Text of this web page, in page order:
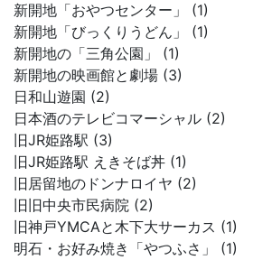
新開地「おやつセンター」 (1)
新開地「びっくりうどん」 (1)
新開地の「三角公園」 (1)
新開地の映画館と劇場 (3)
日和山遊園 (2)
日本酒のテレビコマーシャル (2)
旧JR姫路駅 (3)
旧JR姫路駅 えきそば丼 (1)
旧居留地のドンナロイヤ (2)
旧旧中央市民病院 (2)
旧神戸YMCAと木下大サーカス (1)
明石・お好み焼き「やつふさ」 (1)